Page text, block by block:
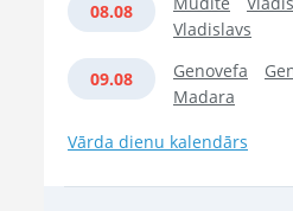
08.08
Vladislavs
09.08 Genovefa
Madara
Vārda dienu kalendārs